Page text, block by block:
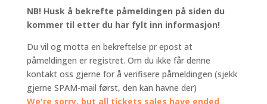
NB! Husk å bekrefte påmeldingen på siden du
kommer til etter du har fylt inn informasjon!
Du vil og motta en bekreftelse pr epost at
påmeldingen er registret. Om du ikke får denne
kontakt oss gjerne for å verifisere påmeldingen (sjekk
gjerne SPAM-mail først, den kan havne der)
We're sorry, but all tickets sales have ended